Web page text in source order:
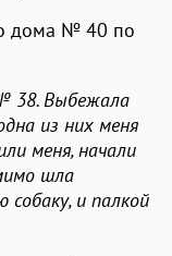
дома № 40 по
38. Выбежала
из них меня
меня, начали
шла
и палкой